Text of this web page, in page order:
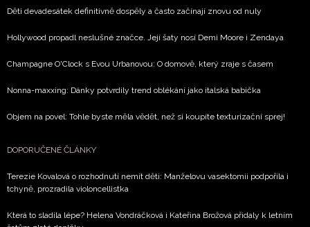
Děti devadesátek definitivně dospěly a často začínají znovu od nuly
Hollywood propadl neslušné značce. Její šaty nosí Demi Moore i Zendaya
Champagne O'Clock s Evou Urbanovou: O domově, který zraje s časem
Nonna-maxxing: Dánky potvrdily trend oblékání jako italská babička
Objem na povel: Tohle byste měla vědět, než si koupíte texturizační sprej!
DOPORUČENÉ ČLÁNKY
Terezie Kovalová o rozhodnutí nemít děti: Manželovu vasektomii podpořila i
tchyně, prozradila violoncellistka
Která to sladila lépe? Helena Vondráčková i Kateřina Brožová přidaly k letním